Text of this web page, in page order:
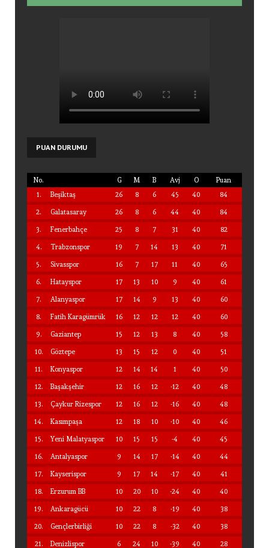
PUAN DURUMU
No. G M B Avj O
Puan
1.
Beşiktaş 26 8 6 45 40 84
2. Galatasaray 26 8 6 44 40 84
3. Fenerbahçe 25 8 7 31 40 82
4. Trabzonspor 19 7 14 13 40 71
5. Sivasspor 16 7 17 11 40 65
6. Hatayspor 17 13 10 9 40 61
7. Alanyaspor 17 14 9 13 40 60
8. Fatih Karagümrük 16 12 12 12 40 60
9. Gaziantep 15 12 13 8 40 58
10. Göztepe 13 15 12 0 40 51
11. Konyaspor 12 14 14 1 40 50
12. Başakşehir 12 16 12 -12 40 48
13. Çaykur Rizespor 12 16 12 -16 40 48
14. Kasımpaşa 12 18 10 -10 40 46
15. Yeni Malatyaspor 10 15 15 -4 40 45
16. Antalyaspor 9 14 17 -14 40 44
17. Kayserispor 9 17 14 -17 40 41
18. Erzurum BB 10 20 10 -24 40 40
19. Ankaragücü 10 22 8 -19 40 38
20. Gençlerbirliği 10 22 8 -32 40 38
21. Denizlispor 6 24 10 -39 40 28